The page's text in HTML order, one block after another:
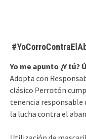
Yo me apunto ¿Y tú?
Adopta con
clásico Perrotón
tenencia responsable
la lucha contra el